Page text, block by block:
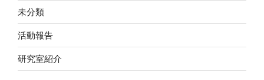
未分類
活動報告
研究室紹介